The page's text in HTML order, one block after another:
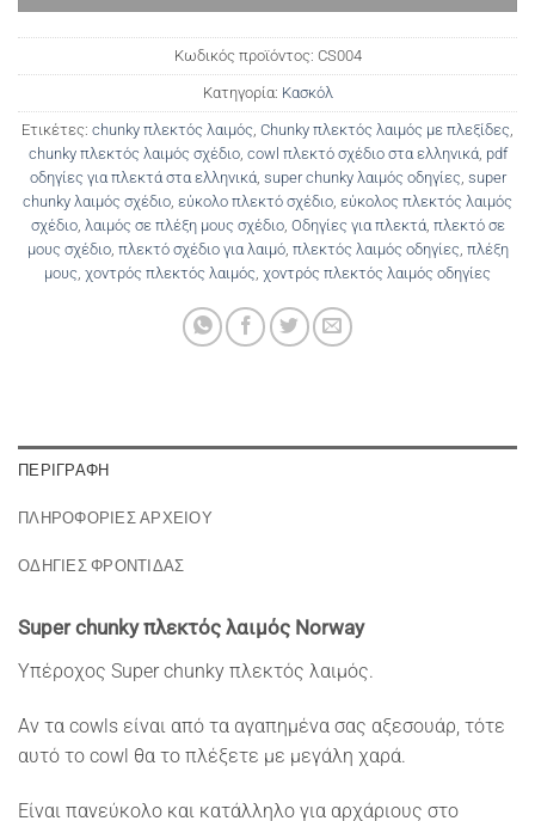
Κωδικός προϊόντος: CS004
Κατηγορία: Κασκόλ
Ετικέτες: chunky πλεκτός λαιμός Chunky πλεκτός λαιμός με πλεξίδες
chunky πλεκτός λαιμός σχέδιο, cowl πλεκτό σχέδιο στα ελληνικά, pdf
οδηγίες για πλεκτά στα ελληνικά, super chunky λαιμός οδηγίες, super
chunky λαιμός σχέδιο εύκολο πλεκτό σχέδιο εύκολος πλεκτός λαιμός
σχέδιο, λαιμός σε πλέξη μους σχέδιο, Οδηγίες για πλεκτά, πλεκτό σε
μους σχέδιο, πλεκτό σχέδιο για λαιμό, πλεκτός λαιμός οδηγίες, πλέξη
μους χοντρός πλεκτός λαιμός χοντρός πλεκτός λαιμός οδηγίες
ΠΕΡΙΓΡΑΦΉ
ΠΛΗΡΟΦΟΡΙΕΣ ΑΡΧΕΙΟΥ
ΟΔΗΓΙΕΣ ΦΡΟΝΤΙΔΑΣ
Super chunky πλεκτός λαιμός Norway
Υπέροχος Super chunky πλεκτός λαιμός.
Αν τα cowls είναι από τα αγαπημένα σας αξεσουάρ, τότε
αυτό το cowl θα το πλέξετε με μεγάλη χαρά.
Είναι πανεύκολο και κατάλληλο για αρχάριους στο